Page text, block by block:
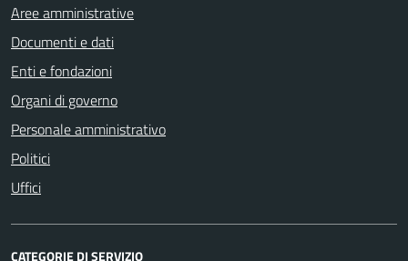
Aree amministrative
Documenti e dati
Enti e fondazioni
Organi di governo
Personale amministrativo
Politici
Uffici
CATEGORIE DI SERVIZIO